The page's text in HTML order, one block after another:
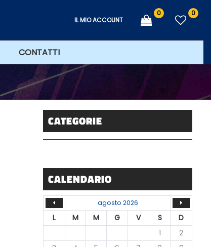
IL MIO ACCOUNT
0 0
CONTATTI
CATEGORIE
CALENDARIO
agosto 2026
L M M G V S
D
1
2